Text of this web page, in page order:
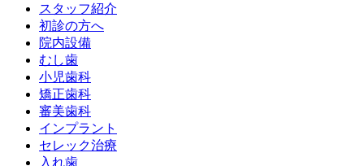
スタッフ紹介
初診の方へ
院内設備
むし歯
小児歯科
矯正歯科
審美歯科
インプラント
セレック治療
入れ歯